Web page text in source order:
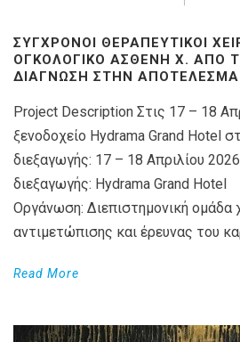
ΣΎΓΧΡΟΝΟΙ ΘΕΡΑΠΕΥΤΙΚΟΊ
ΟΓΚΟΛΟΓΙΚΌ ΑΣΘΕΝΉ X. ΑΠΌ
ΔΙΆΓΝΩΣΗ ΣΤΗΝ
Project Description Στις 17 – 18
ξενοδοχείο Hydrama Grand Hotel
διεξαγωγής: 17 – 18 Απριλίου
διεξαγωγής: Hydrama Grand Hotel
Οργάνωση: Διεπιστημονική ομάδα
αντιμετώπισης και έρευνας του
Read More